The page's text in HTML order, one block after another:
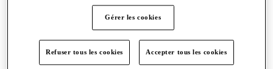
Mangez et buvez
Gérer les cookies
Refuser tous les cookies Accepter tous les cookies